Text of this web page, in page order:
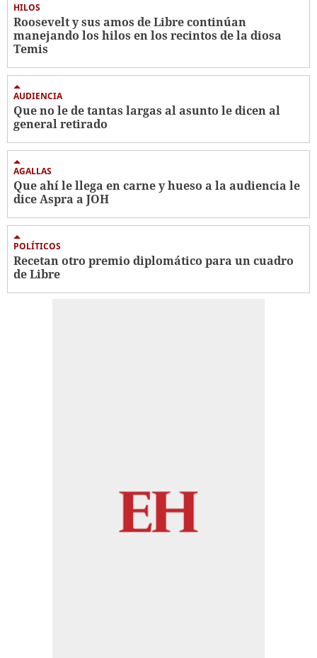
HILOS
Roosevelt y sus amos de Libre continúan
manejando los hilos en los recintos de la diosa
Temis
AUDIENCIA
Que no le de tantas largas al asunto le dicen al
general retirado
AGALLAS
Que ahí le llega en carne y hueso a la audiencia le
dice Aspra a JOH
POLÍTICOS
Recetan otro premio diplomático para un cuadro
de Libre